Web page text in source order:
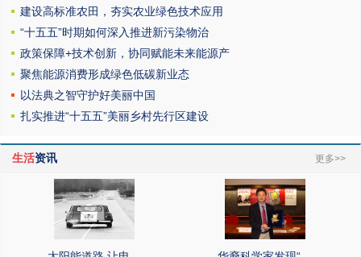
建设高标准农田，夯实农业绿色技术应用
“十五五”时期如何深入推进新污染物治
政策保障+技术创新，协同赋能未来能源产
聚焦能源消费形成绿色低碳新业态
以法典之智守护好美丽中国
扎实推进“十五五”美丽乡村先行区建设
生活资讯 更多>>